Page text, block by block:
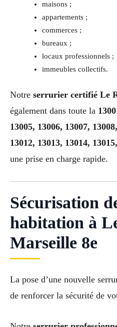
maisons ;
appartements ;
commerces ;
bureaux ;
locaux professionnels ;
immeubles collectifs.
Notre serrurier certifié Le
également dans toute la
13005, 13006, 13007,
13012, 13013, 13014,
une prise en charge rapide.
Sécurisation
habitation à
Marseille 8e
La pose d’une nouvelle
de renforcer la sécurité de